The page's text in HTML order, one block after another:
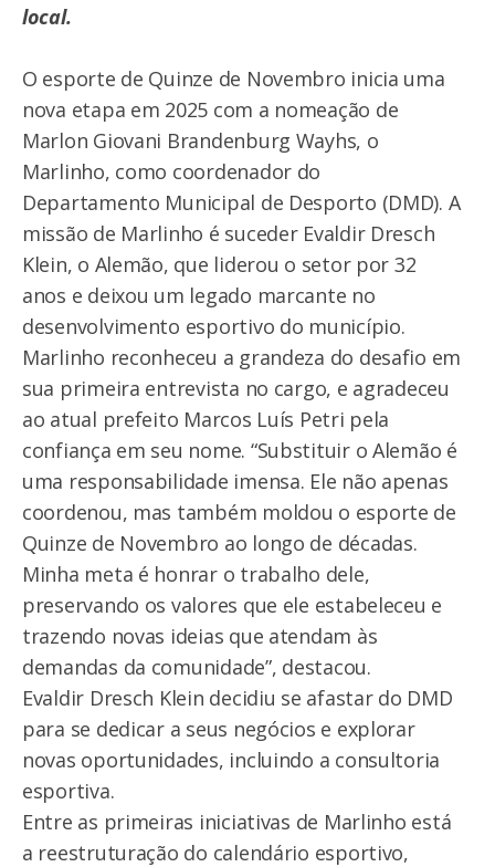
local.
O esporte de Quinze de Novembro inicia uma
nova etapa em 2025 com a nomeação de
Marlon Giovani Brandenburg Wayhs, o
Marlinho, como coordenador do
Departamento Municipal de Desporto (DMD). A
missão de Marlinho é suceder Evaldir Dresch
Klein, o Alemão, que liderou o setor por 32
anos e deixou um legado marcante no
desenvolvimento esportivo do município.
Marlinho reconheceu a grandeza do desafio em
sua primeira entrevista no cargo, e agradeceu
ao atual prefeito Marcos Luís Petri pela
confiança em seu nome. “Substituir o Alemão é
uma responsabilidade imensa. Ele não apenas
coordenou, mas também moldou o esporte de
Quinze de Novembro ao longo de décadas.
Minha meta é honrar o trabalho dele,
preservando os valores que ele estabeleceu e
trazendo novas ideias que atendam às
demandas da comunidade”, destacou.
Evaldir Dresch Klein decidiu se afastar do DMD
para se dedicar a seus negócios e explorar
novas oportunidades, incluindo a consultoria
esportiva.
Entre as primeiras iniciativas de Marlinho está
a reestruturação do calendário esportivo,